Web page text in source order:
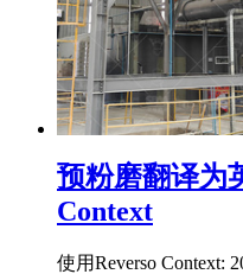
预粉磨翻译为
Context
使用Reverso Context: